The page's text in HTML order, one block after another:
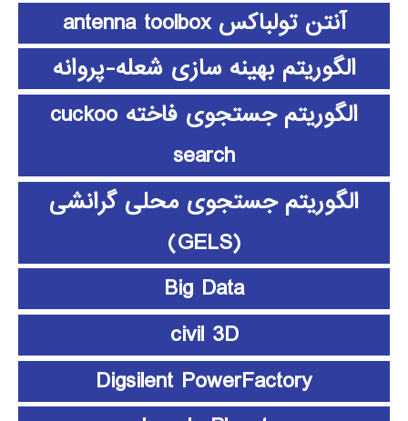
آنتن تولباکس antenna toolbox
الگوریتم بهینه سازی شعله-پروانه
الگوریتم جستجوی فاخته cuckoo
search
الگوریتم جستجوی محلی گرانشی
(GELS)
Big Data
civil 3D
Digsilent PowerFactory